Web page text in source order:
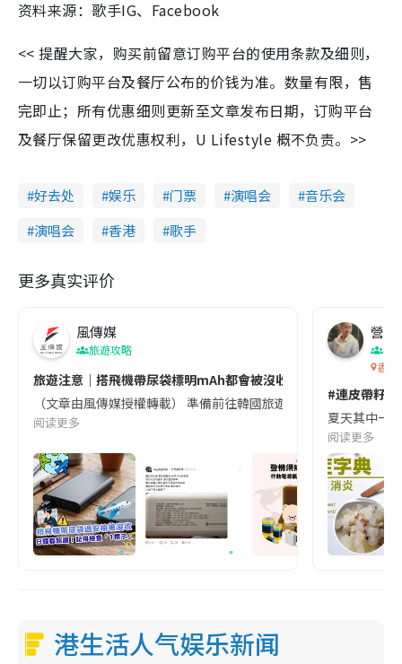
资料来源：歌手IG、Facebook
<< 提醒大家，购买前留意订购平台的使用条款及细则，
一切以订购平台及餐厅公布的价钱为准。数量有限，售
完即止；所有优惠细则更新至文章发布日期，订购平台
及餐厅保留更改优惠权利，U Lifestyle 概不负责。>>
好去处 娱乐 门票 演唱会
音乐会
演唱会
香港 歌手
更多真实评价
風傳媒
旅遊攻略
旅遊注意｜搭飛機帶尿袋標明mAh都會被沒收😱出發前切記檢查
（文章由風傳媒授權轉載） 準備前往韓國旅遊的民眾，近期要
阅读更多
營養
香港
#連皮帶籽
夏天其中一
阅读更多
港生活人气娱乐新闻